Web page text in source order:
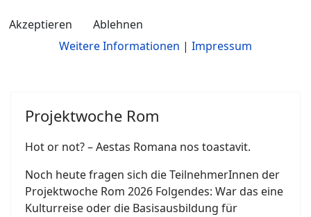
Projektwoche Rom
Hot or not? – Aestas Romana nos toastavit.
Noch heute fragen sich die TeilnehmerInnen der
Projektwoche Rom 2026 Folgendes: War das eine
Kulturreise oder die Basisausbildung für
Akzeptieren
Ablehnen
Weitere Informationen | Impressum